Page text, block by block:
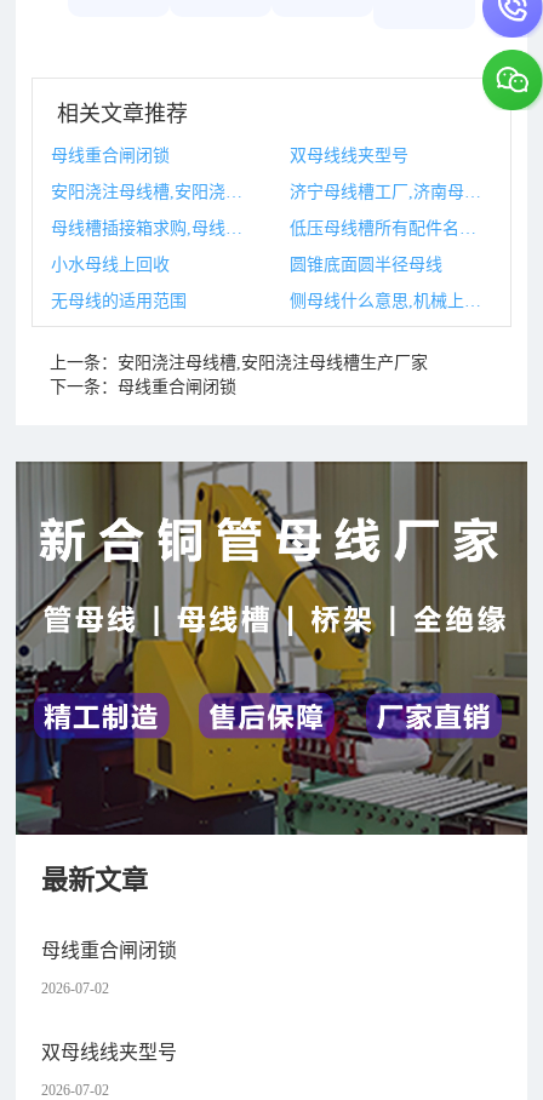
相关文章推荐
母线重合闸闭锁
双母线线夹型号
济宁母线槽工厂,济南母线槽生产厂家
小水母线上回收
圆锥底面圆半径母线
无母线的适用范围
上一条： 安阳浇注母线槽,安阳浇注母线槽生产厂家
下一条：母线重合闸闭锁
最新文章
母线重合闸闭锁
2026-07-02
双母线线夹型号
2026-07-02